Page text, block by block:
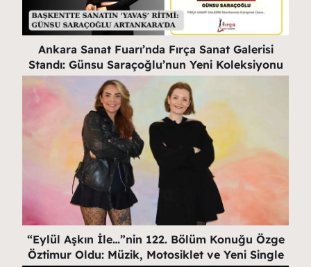
Ankara Sanat Fuarı’nda Fırça Sanat Galerisi
Standı: Günsu Saraçoğlu’nun Yeni Koleksiyonu
“Eylül Aşkın İle…”nin 122. Bölüm Konuğu Özge
Öztimur Oldu: Müzik, Motosiklet ve Yeni Single